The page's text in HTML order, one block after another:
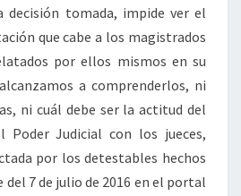
decisión tomada, impide ver el
que cabe a los magistrados
por ellos mismos en su
a comprenderlos, ni
ni cuál debe ser la actitud del
Poder Judicial con los jueces,
por los detestables hechos
7 de julio de 2016 en el portal